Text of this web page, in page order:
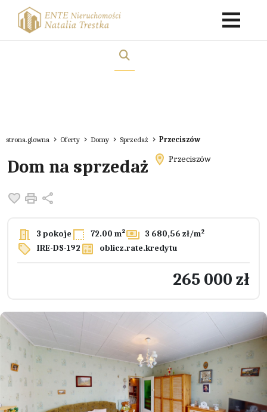
strona.glowna Oferty Domy Sprzedaż Przeciszów
Dom na sprzedaż Przeciszów
Dodaj do ulubionych
Drukuj
3 pokoje 72.00 m² 3 680,56 zł/m2
IRE-DS-192 oblicz.rate.kredytu
265 000 zł